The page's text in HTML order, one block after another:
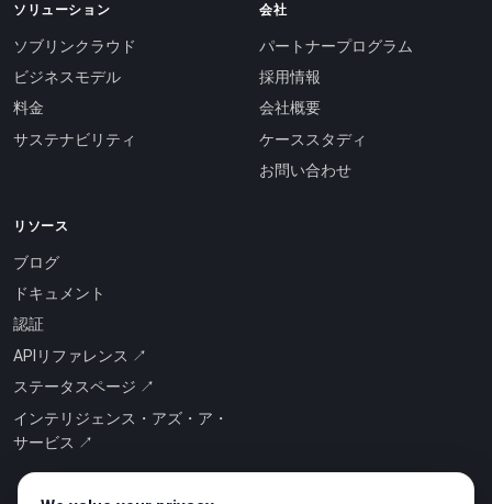
ソリューション
ソブリンクラウド
ビジネスモデル
料金
サステナビリティ
会社
パートナープログラム
採用情報
会社概要
ケーススタディ
お問い合わせ
リソース
ブログ
ドキュメント
認証
APIリファレンス ↗
ステータスページ ↗
インテリジェンス・アズ・ア・
サービス ↗